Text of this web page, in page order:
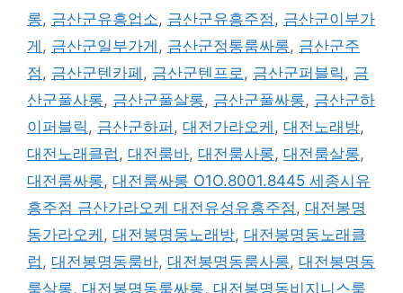
롱, 금산군유흥업소, 금산군유흥주점 , 금산군이부가
게 , 금산군일부가게 , 금산군정통룸싸롱, 금산군주
점 , 금산군텐카페 , 금산군텐프로 , 금산군퍼블릭 , 금
산군풀사롱, 금산군풀살롱, 금산군풀싸롱, 금산군하
이퍼블릭 , 금산군하퍼 , 대전가라오케 , 대전노래방,
대전노래클럽 , 대전룸바, 대전룸사롱, 대전룸살롱,
대전룸싸롱, 대전룸싸롱 O1O.8001.8445 세종시유
흥주점 금산가라오케 대전유성유흥주점 , 대전봉명
동가라오케 , 대전봉명동노래방, 대전봉명동노래클
럽 , 대전봉명동룸바, 대전봉명동룸사롱, 대전봉명동
룸살롱, 대전봉명동룸싸롱, 대전봉명동비지니스룸